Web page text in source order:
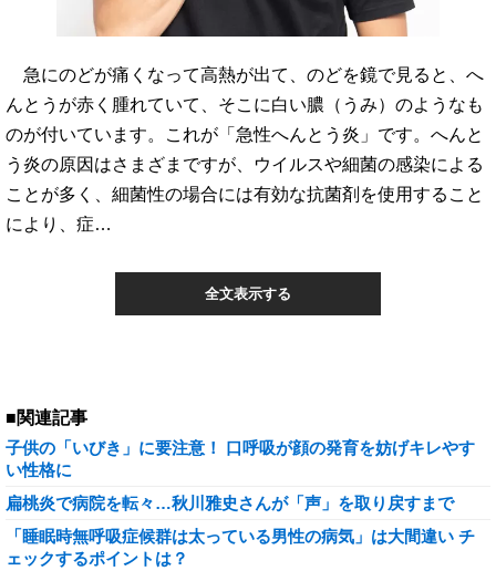
急にのどが痛くなって高熱が出て、のどを鏡で見ると、へ
んとうが赤く腫れていて、そこに白い膿（うみ）のようなも
のが付いています。これが「急性へんとう炎」です。へんと
う炎の原因はさまざまですが、ウイルスや細菌の感染による
ことが多く、細菌性の場合には有効な抗菌剤を使用すること
により、症…
全文表示する
■関連記事
子供の「いびき」に要注意！ 口呼吸が顔の発育を妨げキレやす
い性格に
扁桃炎で病院を転々…秋川雅史さんが「声」を取り戻すまで
「睡眠時無呼吸症候群は太っている男性の病気」は大間違い チ
ェックするポイントは？